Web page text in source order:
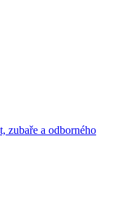
zubaře a odborného